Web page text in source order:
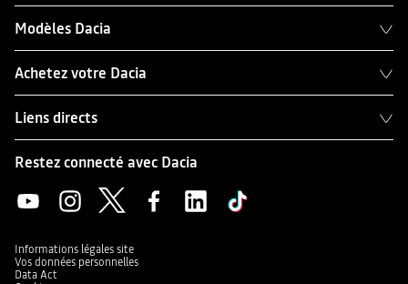
Modèles Dacia
Achetez votre Dacia
Liens directs
Restez connecté avec Dacia
Informations légales site
Vos données personnelles
Data Act